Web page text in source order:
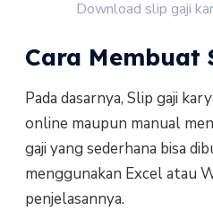
Download slip gaji
Cara Membuat
Pada dasarnya, Slip gaji
online maupun manual
gaji yang sederhana bisa
menggunakan Excel atau
penjelasannya.